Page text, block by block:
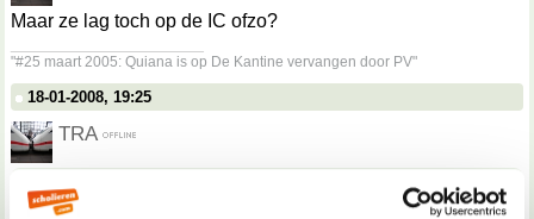
Maar ze lag toch op de IC ofzo?
"#25 maart 2005: Quiana is op De Kantine vervangen door PV"
18-01-2008, 19:25
TRA
Waarom jij niet TRA?